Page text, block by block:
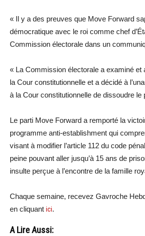
« Il y a des preuves que Move Forward
démocratique avec le roi comme chef
Commission électorale dans un
« La Commission électorale a examiné et
la Cour constitutionnelle et a décidé à
à la Cour constitutionnelle de dissoudre le
Le parti Move Forward a remporté la
programme anti-establishment qui
visant à modifier l’article 112 du code
peine pouvant aller jusqu’à 15 ans de
insulte perçue à l’encontre de la famille
Chaque semaine, recevez Gavroche
en cliquant ici.
A Lire Aussi: